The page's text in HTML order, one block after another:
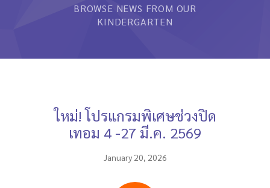
หลักสูตรและการสอน
ติดต่อเรา
BROWSE NEWS FROM OUR
KINDERGARTEN
ใหม่! โปรแกรมพิเศษช่วงปิด
เทอม 4 -27 มี.ค. 2569
January 20, 2026